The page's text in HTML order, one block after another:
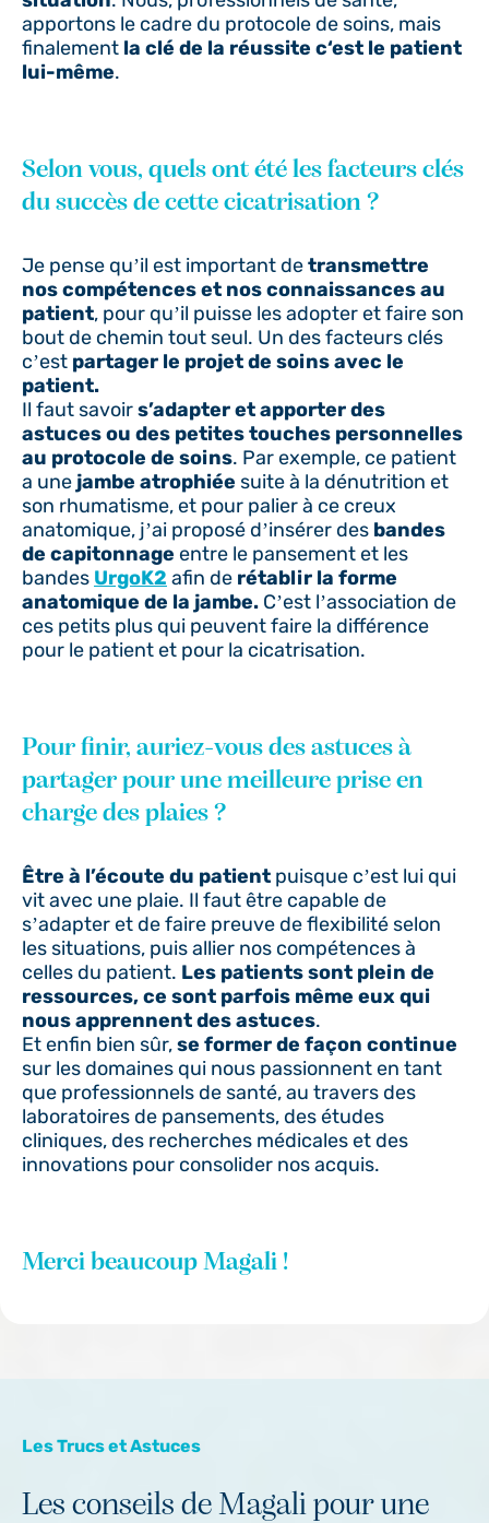
apportons le cadre du protocole de soins, mais
finalement la clé de la réussite c‘est le patient
lui-même.
Selon vous, quels ont été les facteurs clés
du succès de cette cicatrisation ?
Je pense qu’il est important detransmettre
nos compétences et nos connaissances au
patient, pour qu’il puisse les adopter et faire son
bout de chemin tout seul. Un des facteurs clés
c’est partager le projet de soins avec le
patient.
Il faut savoirs’adapter et apporter des
astuces ou des petites touches personnelles
au protocole de soins. Par exemple, ce patient
a une jambe atrophiée suite à la dénutrition et
son rhumatisme, et pour palier à ce creux
anatomique, j’ai proposé d’insérer des bandes
de capitonnage entre le pansement et les
bandes UrgoK2 afin de rétablir la forme
anatomique de la jambe. C’est l’association de
ces petits plus qui peuvent faire la différence
pour le patient et pour la cicatrisation.
Pour finir, auriez-vous des astuces à
partager pour une meilleure prise en
charge des plaies ?
Être à l’écoute du patient puisque c’est lui qui
vit avec une plaie. Il faut être capable de
s’adapter et de faire preuve de flexibilité selon
les situations, puis allier nos compétences à
celles du patient. Les patients sont plein de
ressources, ce sont parfois même eux qui
nous apprennent des astuces.
Et enfin bien sûr,se former de façon continue
sur les domaines qui nous passionnent en tant
que professionnels de santé, au travers des
laboratoires de pansements, des études
cliniques, des recherches médicales et des
innovations pour consolider nos acquis.
Merci beaucoup Magali !
Les Trucs et Astuces
Les conseils de Magali pour une